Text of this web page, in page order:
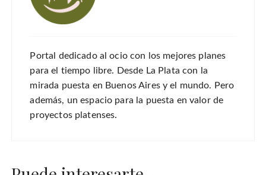
Portal dedicado al ocio con los mejores planes
para el tiempo libre. Desde La Plata con la
mirada puesta en Buenos Aires y el mundo. Pero
además, un espacio para la puesta en valor de
proyectos platenses.